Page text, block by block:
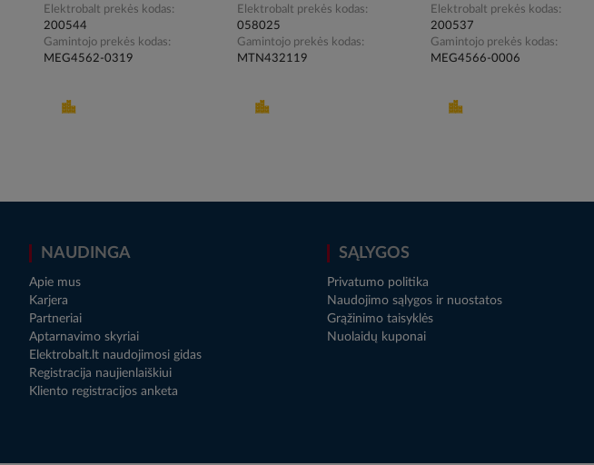
Elektrobalt prekės kodas
200544
Gamintojo prekės kodas
MEG4562-0319
Elektrobalt prekės kodas
058025
Gamintojo prekės kodas
MTN432119
Elektrobalt prekės kodas
200537
Gamintojo prekės kodas
MEG4566-0006
NAUDINGA
Apie mus
Karjera
Partneriai
Aptarnavimo skyriai
Elektrobalt.lt naudojimosi gidas
Registracija naujienlaiškiui
Kliento registracijos anketa
SĄLYGOS
Privatumo politika
Naudojimo sąlygos ir nuostatos
Grąžinimo taisyklės
Nuolaidų kuponai